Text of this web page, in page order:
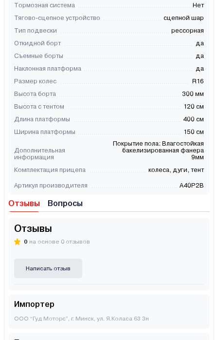
Тормозная система
Нет
Тягово-сцепное устройство
сцепной шар
Тип подвески
рессорная
Откидной борт
да
Съемные борты
да
Наклонная платформа
да
Размер колес
R16
Высота борта
300 мм
Высота с тентом
120 см
Длина платформы
400 см
Ширина платформы
150 см
Дополнительная
информация
Покрытие пола: Влагостойкая
бакелизированная фанера
9мм
Комплектация прицепа
колеса, дуги, тент
Артикул производителя A40P2B
Отзывы Вопросы
Отзывы
0 на основе 0 отзывов
Написать отзыв
Импортер
ООО “Гуд Моторс”, г. Минск, ул. Я.Коласа 63 3н